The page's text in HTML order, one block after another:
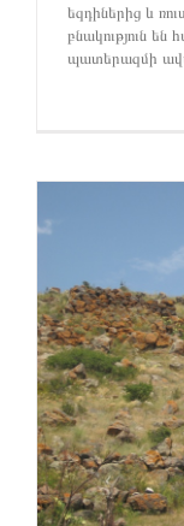
եզդիներից և
բնակություն
պատերազմի